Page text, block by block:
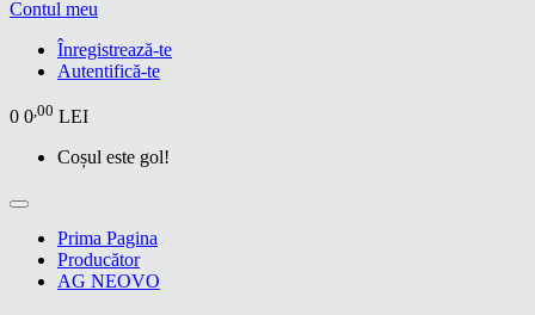
Contul meu
Înregistrează-te
Autentifică-te
0 0,00 LEI
Coșul este gol!
Prima Pagina
Producător
AG NEOVO